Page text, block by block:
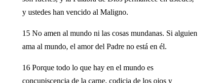
y ustedes han vencido al Maligno.
15 No amen al mundo ni las cosas mundanas. Si alguien
ama al mundo, el amor del Padre no está en él.
16 Porque todo lo que hay en el mundo es
concupiscencia de la carne, codicia de los ojos y